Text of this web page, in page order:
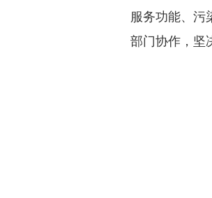
服务功能、污
部门协作，坚